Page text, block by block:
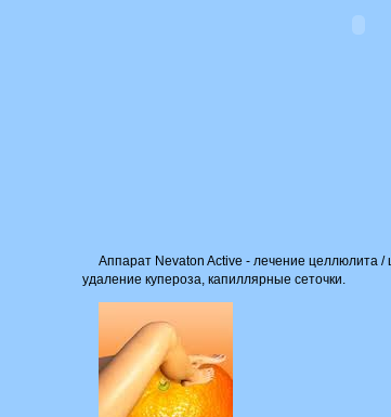
Аппарат Nevaton Active - лечение целлюлита
удаление купероза, капиллярные сеточки.